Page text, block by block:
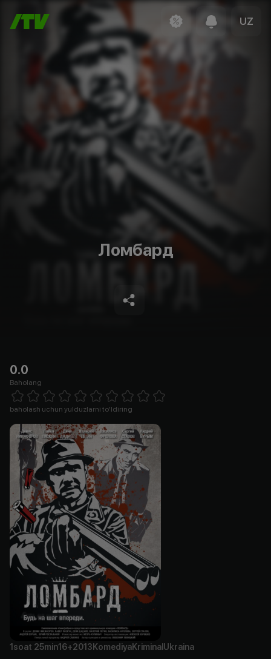
UZ
Ломбард
0.0
Baholang
1 Star 2 Stars 3 Stars 4 Stars5 Stars 6 Stars7 Stars8 Stars
baholash uchun yulduzlarni to'ldiring
1soat 25min16+2013 KomediyaKriminal Ukraina